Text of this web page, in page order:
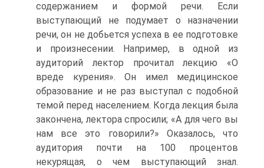
содержанием и формой речи. Если
выступающий не подумает о назначении
речи, он не добьется успеха в ее подготовке
и произнесении. Например, в одной из
аудиторий лектор прочитал лекцию «О
вреде курения». Он имел медицинское
образование и не раз выступал с подобной
темой перед населением. Когда лекция была
закончена, лектора спросили; «А для чего вы
нам все это говорили?» Оказалось, что
аудитория почти на 100 процентов
некурящая, о чем выступающий знал.